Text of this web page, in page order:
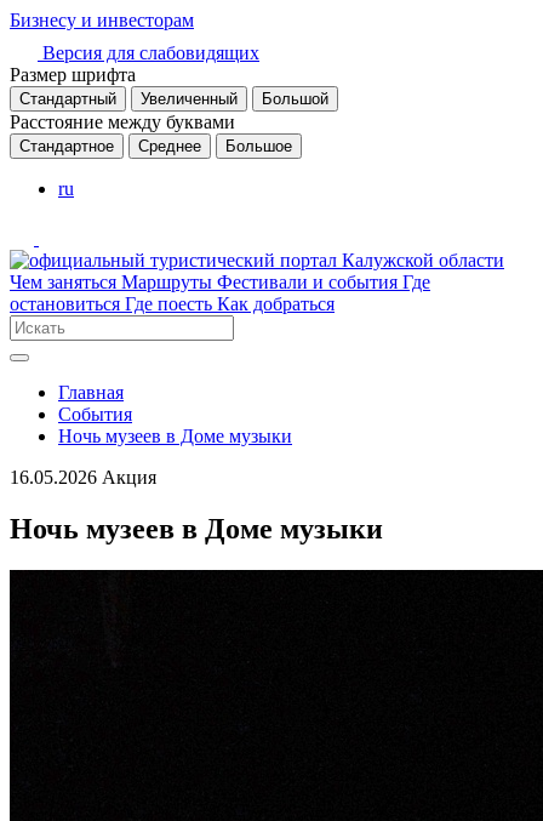
Бизнесу и инвесторам
Версия для слабовидящих
Размер шрифта
Стандартный Увеличенный Большой
Расстояние между буквами
Стандартное Среднее Большое
ru
Чем заняться Маршруты Фестивали и события Где
остановиться Где поесть Как добраться
Главная
События
Ночь музеев в Доме музыки
16.05.2026 Акция
Ночь музеев в Доме музыки